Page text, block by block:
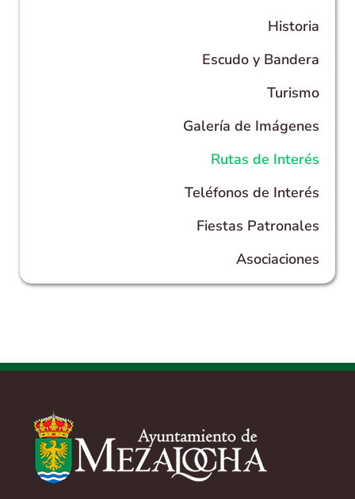
Historia
Escudo y Bandera
Turismo
Galería de Imágenes
Rutas de Interés
Teléfonos de Interés
Fiestas Patronales
Asociaciones